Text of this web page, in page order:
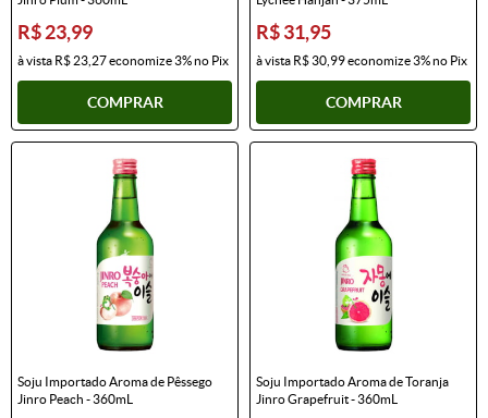
R$ 23,99
à vista R$ 23,27economize3%no Pix
COMPRAR
R$ 31,95
à vista R$ 30,99economize3%no Pix
COMPRAR
Soju Importado Aroma de Pêssego
Jinro Peach - 360mL
Soju Importado Aroma de Toranja
Jinro Grapefruit - 360mL